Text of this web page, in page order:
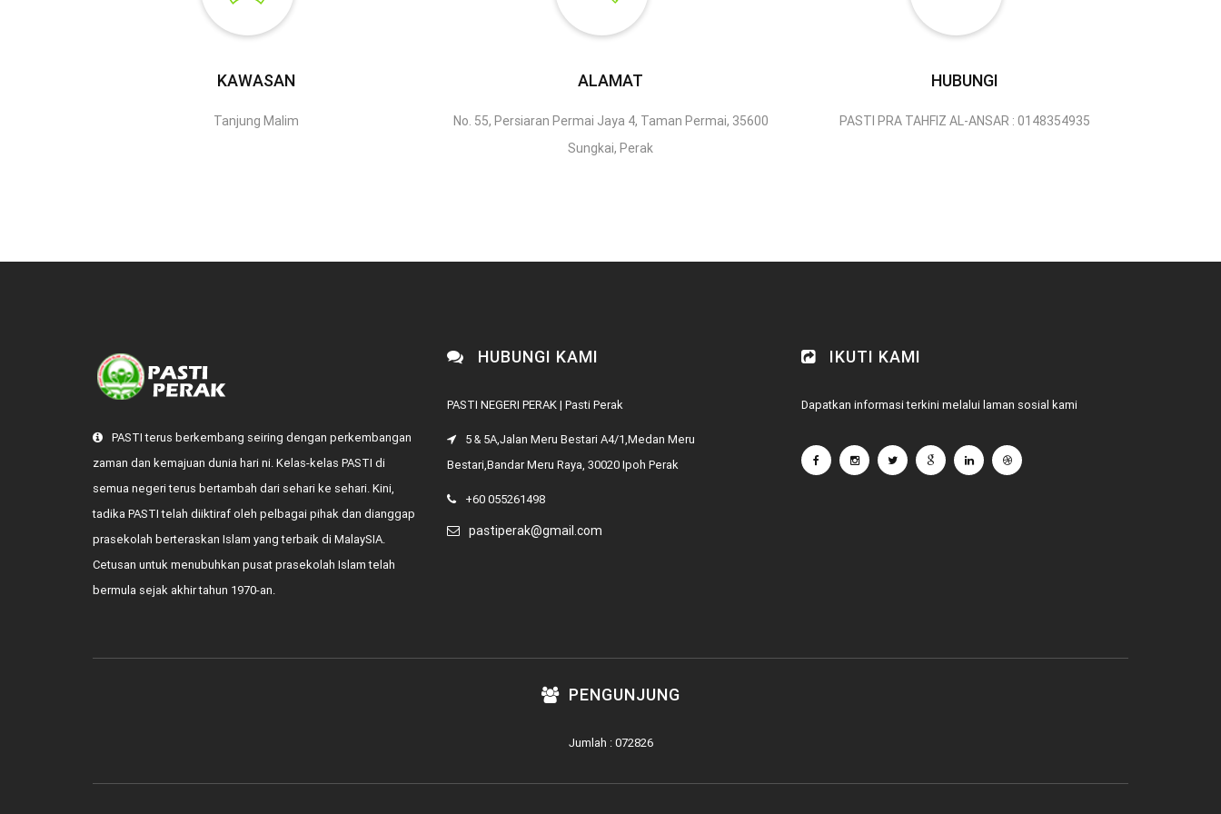
KAWASAN
Tanjung Malim
ALAMAT
No. 55, Persiaran Permai Jaya 4, Taman Permai, 35600
Sungkai, Perak
HUBUNGI
PASTI PRA TAHFIZ AL-ANSAR : 0148354935
PASTI terus berkembang seiring dengan perkembangan
zaman dan kemajuan dunia hari ni. Kelas-kelas PASTI di
semua negeri terus bertambah dari sehari ke sehari. Kini,
tadika PASTI telah diiktiraf oleh pelbagai pihak dan dianggap
prasekolah berteraskan Islam yang terbaik di MalaySIA.
Cetusan untuk menubuhkan pusat prasekolah Islam telah
bermula sejak akhir tahun 1970-an.
HUBUNGI KAMI
PASTI NEGERI PERAK | Pasti Perak
5 & 5A,Jalan Meru Bestari A4/1,Medan Meru
Bestari,Bandar Meru Raya, 30020 Ipoh Perak
+60 055261498
pastiperak@gmail.com
IKUTI KAMI
Dapatkan informasi terkini melalui laman sosial kami
PENGUNJUNG
Jumlah : 072826